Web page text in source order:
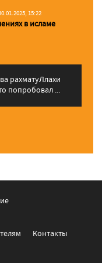
15:22
в исламе
попробовал ...
Контакты